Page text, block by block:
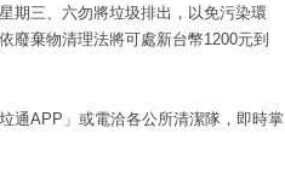
期三、六勿將垃圾排出，以免污染環
廢棄物清理法將可處新台幣1200元到
通APP」或電洽各公所清潔隊，即時掌